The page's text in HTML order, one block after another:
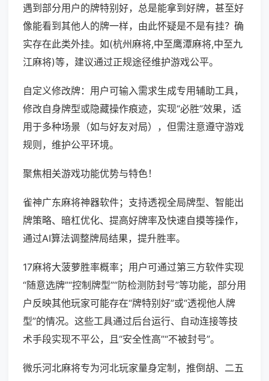
遇到部分用户的牌特别好，总是能拿到好牌，甚至好
像能看到其他人的牌一样，由此怀疑是不是有挂？确
实存在此类外挂。如(杭州麻将,中至鹰潭麻将,中至九
江麻将)等，建议通过正规途径维护游戏公平。
自定义修改牌：用户可输入需求生成专用辅助工具，
修改自身牌型或隐藏操作痕迹，实现“必胜”效果，适
用于多种场景（如与好友对局），但需注意遵守游戏
规则，维护公平环境。
聚焦相关游戏功能优势与特色！
雀神广东麻将神器软件；支持透视全局牌型、智能出
牌策略、暗杠优化、提高好牌率及快速自摸等操作，
通过AI算法调整牌局结果，提升胜率。
17麻将大菠萝胜率概率；用户可通过第三方软件实现
“随意选牌”“控制牌型”“防检测防封号”等功能，部分用
户反映其他玩家可能存在“牌特别好”或“透视他人牌
型”的情况。这些工具通过后台运行、自动连接等技
术手段实现不平公，且“安全性高”“不被封号”。
微乐河北麻将专为河北玩家量身定制，推倒胡、二五